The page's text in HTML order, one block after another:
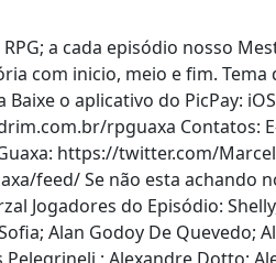
a cada episódio nosso
com inicio, meio e fim. Tema
o aplicativo do PicPay:
rpguaxa Contatos:
https://twitter.com/
feed/ Se não esta achando
Jogadores do Episódio:
Alan Godoy De Quevedo;